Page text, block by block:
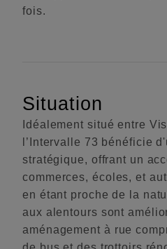
fois.
Situation
Idéalement situé entre
l’Intervalle 73 bénéficie
stratégique, offrant un
commerces, écoles, et
en étant proche de la
aux alentours sont
aménagement à rue